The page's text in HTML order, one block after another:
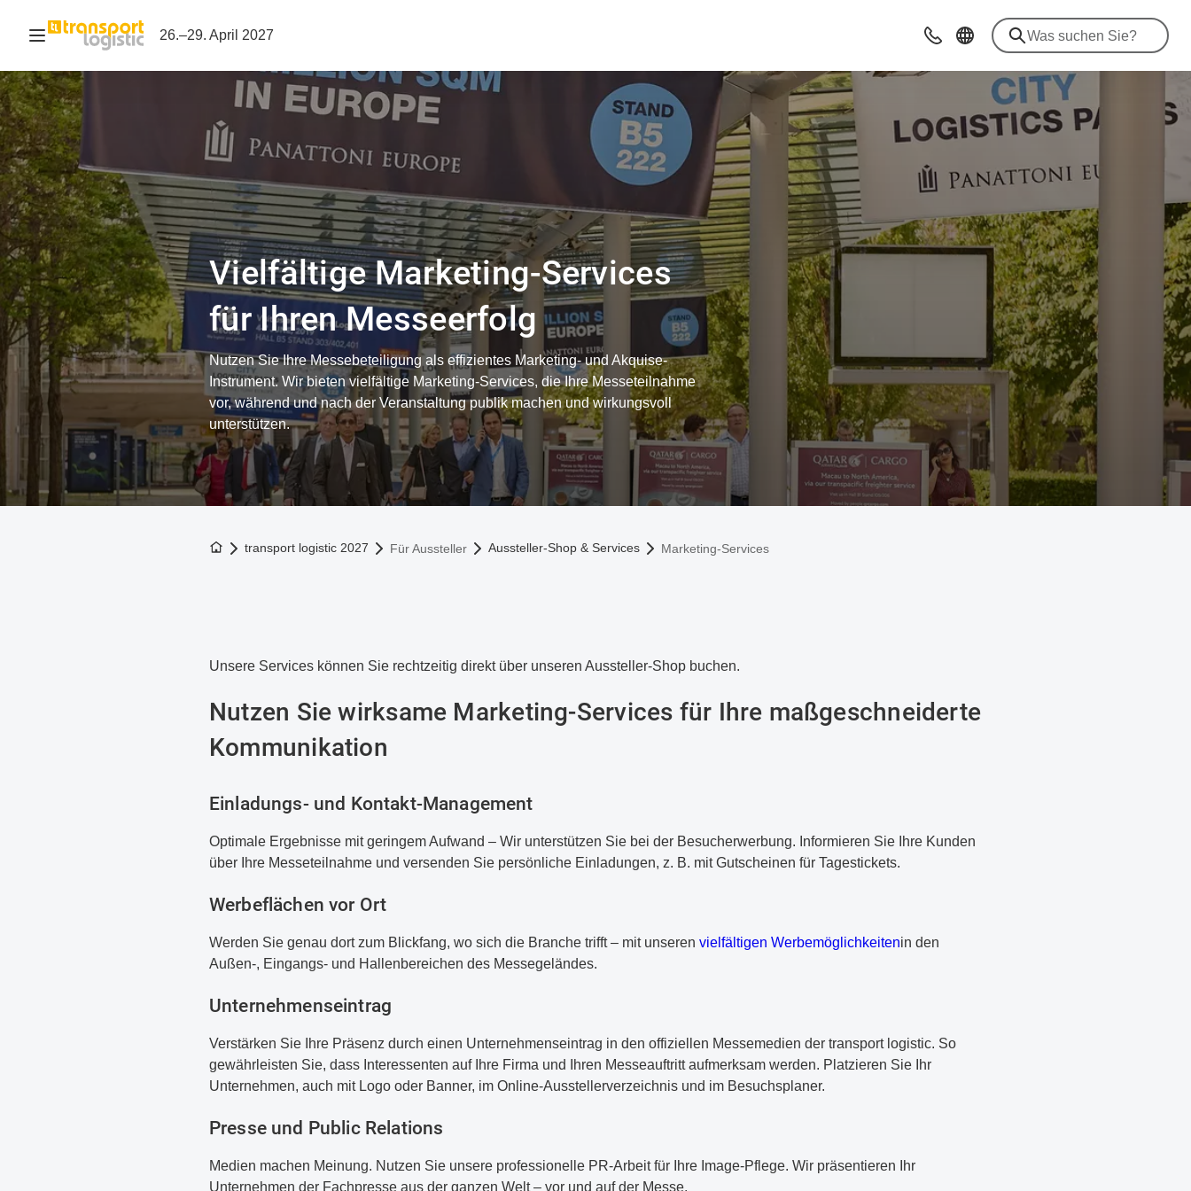
Navigation öffnen 26.–29. April 2027 Beratung & Kontakt
Vielfältige Marketing-Services
für Ihren Messeerfolg
Nutzen Sie Ihre Messebeteiligung als effizientes Marketing- und Akquise-
Instrument. Wir bieten vielfältige Marketing-Services, die Ihre Messeteilnahme
vor, während und nach der Veranstaltung publik machen und wirkungsvoll
unterstützen.
Zur Startseite
transport logistic 2027 Für Aussteller Aussteller-Shop & Services Marketing-Services
Unsere Services können Sie rechtzeitig direkt über unseren Aussteller-Shop buchen.
Nutzen Sie wirksame Marketing-Services für Ihre maßgeschneiderte
Kommunikation
Einladungs- und Kontakt-Management
Optimale Ergebnisse mit geringem Aufwand – Wir unterstützen Sie bei der Besucherwerbung. Informieren Sie Ihre Kunden
über Ihre Messeteilnahme und versenden Sie persönliche Einladungen, z. B. mit Gutscheinen für Tagestickets.
Werbeflächen vor Ort
Werden Sie genau dort zum Blickfang, wo sich die Branche trifft – mit unseren vielfältigen Werbemöglichkeitenin den
Außen-, Eingangs- und Hallenbereichen des Messegeländes.
Unternehmenseintrag
Verstärken Sie Ihre Präsenz durch einen Unternehmenseintrag in den offiziellen Messemedien der transport logistic. So
gewährleisten Sie, dass Interessenten auf Ihre Firma und Ihren Messeauftritt aufmerksam werden. Platzieren Sie Ihr
Unternehmen, auch mit Logo oder Banner, im Online-Ausstellerverzeichnis und im Besuchsplaner.
Presse und Public Relations
Medien machen Meinung. Nutzen Sie unsere professionelle PR-Arbeit für Ihre Image-Pflege. Wir präsentieren Ihr
Unternehmen der Fachpresse aus der ganzen Welt – vor und auf der Messe.